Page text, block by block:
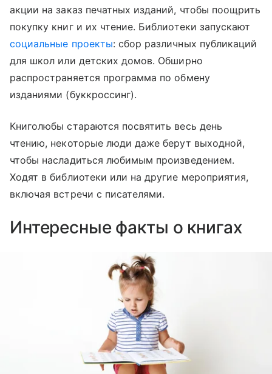
акции на заказ печатных изданий, чтобы поощрить
покупку книг и их чтение. Библиотеки запускают
социальные проекты: сбор различных публикаций
для школ или детских домов. Обширно
распространяется программа по обмену
изданиями (буккроссинг).
Книголюбы стараются посвятить весь день
чтению, некоторые люди даже берут выходной,
чтобы насладиться любимым произведением.
Ходят в библиотеки или на другие мероприятия,
включая встречи с писателями.
Интересные факты о книгах